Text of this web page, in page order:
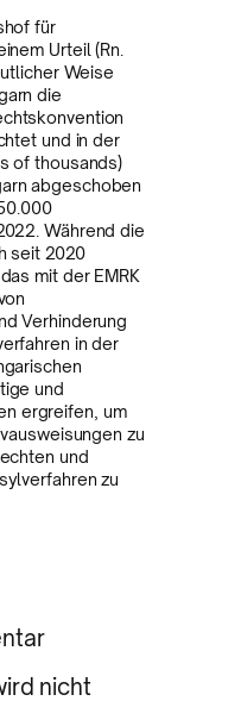
für
Urteil (Rn.
Weise
die
und in der
of thousands)
abgeschoben
Während die
seit 2020
mit der EMRK
Verhinderung
in der
und
ergreifen, um
zu
und
zu
nicht